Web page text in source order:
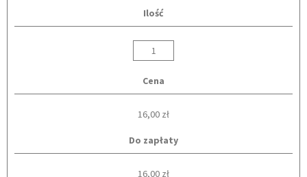
Ilość
Cena
16,00 zł
Do zapłaty
16,00 zł